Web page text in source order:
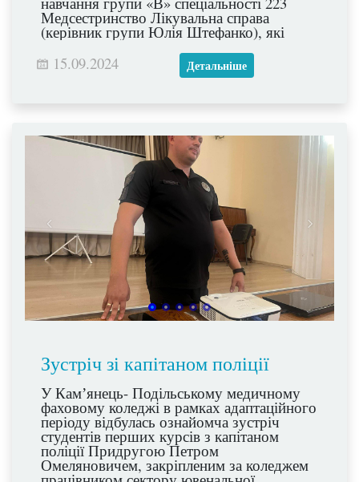
Медсестринство Лікувальна справа
(керівник групи Юлія Штефанко), які
показали глядачам етапи розвитку
медицини крізь призму історичних
постатей.
15.09.2024 Детальніше
Зустріч зі капітаном поліції
У Камʼянець- Подільському медичному
фаховому коледжі в рамках адаптаційного
періоду відбулась ознайомча зустріч
студентів перших курсів з капітаном
поліції Придругою Петром
Омеляновичем, закріпленим за коледжем